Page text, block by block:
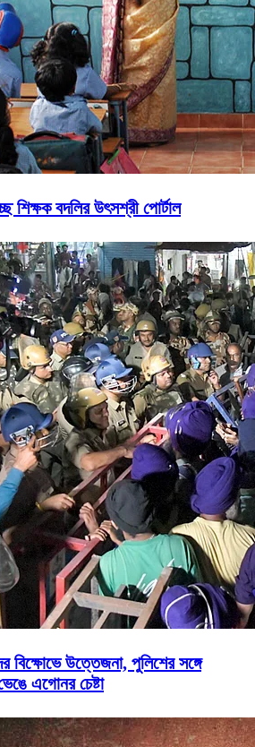
শিক্ষক বদলির উৎসশ্রী পোর্টাল
বিক্ষোভে উত্তেজনা, পুলিশের সঙ্গে
ভেঙে এগোনর চেষ্টা